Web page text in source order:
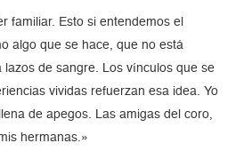
familiar. Esto si entendemos el
algo que se hace, que no está
lazos de sangre. Los vínculos que se
vividas refuerzan esa idea. Yo
de apegos. Las amigas del coro,
hermanas.»